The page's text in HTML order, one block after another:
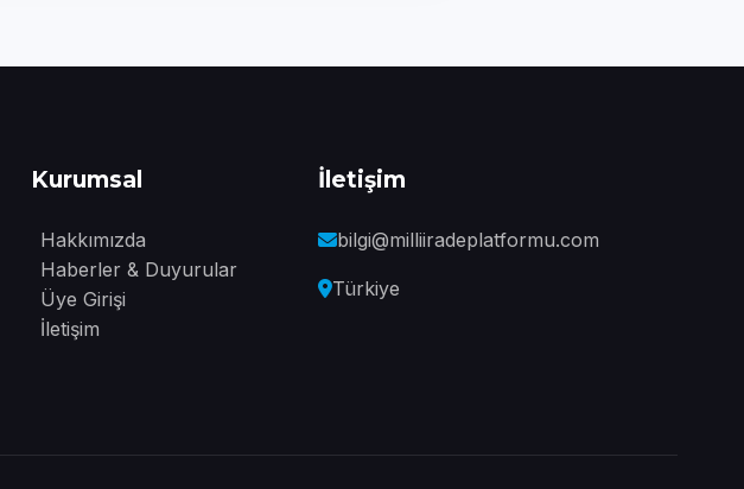
Kurumsal
Hakkımızda
Haberler & Duyurular
Üye Girişi
İletişim
İletişim
bilgi@milliiradeplatformu.com
Türkiye